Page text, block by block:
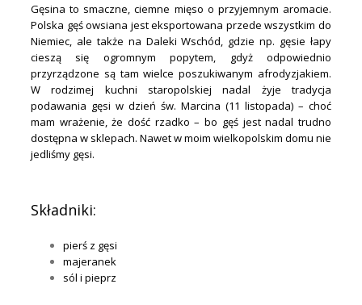
Gęsina to smaczne, ciemne mięso o przyjemnym aromacie.
Polska gęś owsiana jest eksportowana przede wszystkim do
Niemiec, ale także na Daleki Wschód, gdzie np. gęsie łapy
cieszą się ogromnym popytem, gdyż odpowiednio
przyrządzone są tam wielce poszukiwanym afrodyzjakiem.
W rodzimej kuchni staropolskiej nadal żyje tradycja
podawania gęsi w dzień św. Marcina (11 listopada) – choć
mam wrażenie, że dość rzadko – bo gęś jest nadal trudno
dostępna w sklepach. Nawet w moim wielkopolskim domu nie
jedliśmy gęsi.
Składniki:
pierś z gęsi
majeranek
sól i pieprz